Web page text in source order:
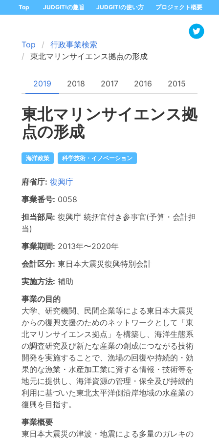
Top JUDGIT!の趣旨 JUDGIT!の使い方 プロジェクト概要
Top
行政事業検索
東北マリンサイエンス拠点の形成
2019 2018 2017 2016 2015
東北マリンサイエンス拠
点の形成
海洋政策 科学技術・イノベーション
府省庁: 復興庁
事業番号: 0058
担当部局: 復興庁 統括官付き参事官(予算・会計担
当)
事業期間: 2013年〜2020年
会計区分: 東日本大震災復興特別会計
実施方法: 補助
事業の目的
大学、研究機関、民間企業等による東日本大震災
からの復興支援のためのネットワークとして「東
北マリンサイエンス拠点」を構築し、海洋生態系
の調査研究及び新たな産業の創成につながる技術
開発を実施することで、漁場の回復や持続的・効
果的な漁業・水産加工業に資する情報・技術等を
地元に提供し、海洋資源の管理・保全及び持続的
利用に基づいた東北太平洋側沿岸地域の水産業の
復興を目指す。
事業概要
東日本大震災の津波・地震による多量のガレキの